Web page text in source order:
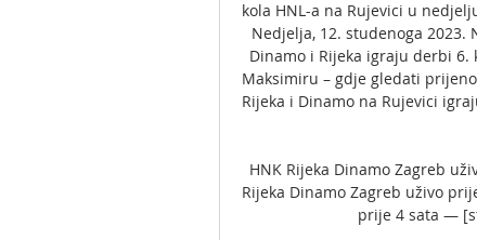
kola HNL-a na Rujevici u
Nedjelja, 12. studenoga 2023.
Dinamo i Rijeka igraju derbi 6.
Maksimiru – gdje gledati
Rijeka i Dinamo na Rujevici
HNK Rijeka Dinamo Zagreb
Rijeka Dinamo Zagreb uživo
prije 4 sata —